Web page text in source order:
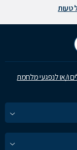
טעות
ו/או לנפגעי מלחמת